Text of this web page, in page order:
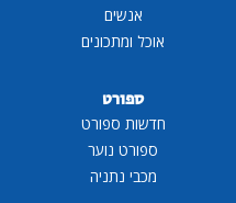
אנשים
אוכל ומתכונים
ספורט
חדשות ספורט
ספורט נוער
מכבי נתניה